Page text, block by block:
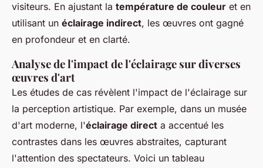
visiteurs. En ajustant la température de couleur et en
utilisant un éclairage indirect, les œuvres ont gagné
en profondeur et en clarté.
Analyse de l'impact de l'éclairage sur diverses
œuvres d'art
Les études de cas révèlent l'impact de l'éclairage sur
la perception artistique. Par exemple, dans un musée
d'art moderne, l'éclairage direct a accentué les
contrastes dans les œuvres abstraites, capturant
l'attention des spectateurs. Voici un tableau